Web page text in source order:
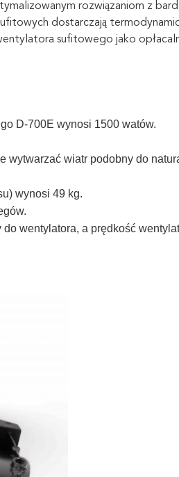
rozwiązaniom z
dostarczają
sufitowego jako
D-700E wynosi 1500 watów.
wytwarzać wiatr podobny do
wynosi 49 kg.
wentylatora, a prędkość